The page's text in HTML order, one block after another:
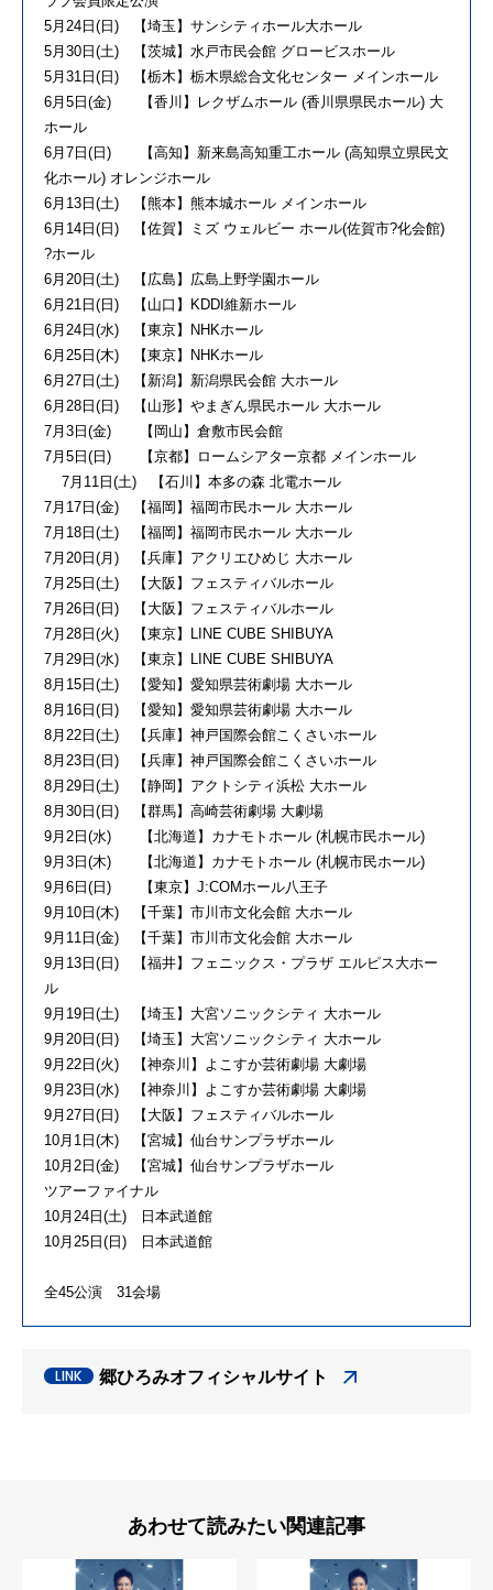
5月24日(日) 【埼玉】サンシティホール大ホール
5月30日(土) 【茨城】水戸市民会館 グロービスホール
5月31日(日) 【栃木】栃木県総合文化センター メインホール
6月5日(金) 【香川】レクザムホール (香川県県民ホール) 大
ホール
6月7日(日) 【高知】新来島高知重工ホール (高知県立県民文
化ホール) オレンジホール
6月13日(土) 【熊本】熊本城ホール メインホール
6月14日(日) 【佐賀】ミズ ウェルビー ホール(佐賀市?化会館)
?ホール
6月20日(土) 【広島】広島上野学園ホール
6月21日(日) 【山口】KDDI維新ホール
6月24日(水) 【東京】NHKホール
6月25日(木) 【東京】NHKホール
6月27日(土) 【新潟】新潟県民会館 大ホール
6月28日(日) 【山形】やまぎん県民ホール 大ホール
7月3日(金) 【岡山】倉敷市民会館
7月5日(日) 【京都】ロームシアター京都 メインホール
7月11日(土) 【石川】本多の森 北電ホール
7月17日(金) 【福岡】福岡市民ホール 大ホール
7月18日(土) 【福岡】福岡市民ホール 大ホール
7月20日(月) 【兵庫】アクリエひめじ 大ホール
7月25日(土) 【大阪】フェスティバルホール
7月26日(日) 【大阪】フェスティバルホール
7月28日(火) 【東京】LINE CUBE SHIBUYA
7月29日(水) 【東京】LINE CUBE SHIBUYA
8月15日(土) 【愛知】愛知県芸術劇場 大ホール
8月16日(日) 【愛知】愛知県芸術劇場 大ホール
8月22日(土) 【兵庫】神戸国際会館こくさいホール
8月23日(日) 【兵庫】神戸国際会館こくさいホール
8月29日(土) 【静岡】アクトシティ浜松 大ホール
8月30日(日) 【群馬】高崎芸術劇場 大劇場
9月2日(水) 【北海道】カナモトホール (札幌市民ホール)
9月3日(木) 【北海道】カナモトホール (札幌市民ホール)
9月6日(日) 【東京】J:COMホール八王子
9月10日(木) 【千葉】市川市文化会館 大ホール
9月11日(金) 【千葉】市川市文化会館 大ホール
9月13日(日) 【福井】フェニックス・プラザ エルピス大ホー
ル
9月19日(土) 【埼玉】大宮ソニックシティ 大ホール
9月20日(日) 【埼玉】大宮ソニックシティ 大ホール
9月22日(火) 【神奈川】よこすか芸術劇場 大劇場
9月23日(水) 【神奈川】よこすか芸術劇場 大劇場
9月27日(日) 【大阪】フェスティバルホール
10月1日(木) 【宮城】仙台サンプラザホール
10月2日(金) 【宮城】仙台サンプラザホール
ツアーファイナル
10月24日(土) 日本武道館
10月25日(日) 日本武道館
全45公演 31会場
郷ひろみオフィシャルサイト
あわせて読みたい関連記事